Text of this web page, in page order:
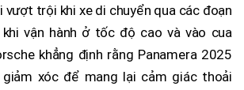
vượt trội khi xe di chuyển qua các đoạn
vận hành ở tốc độ cao và vào cua
khẳng định rằng Panamera 2025
xóc để mang lại cảm giác thoải